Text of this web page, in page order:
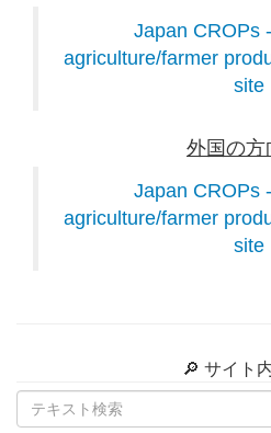
Japan CROPs
agriculture/farmer
site
外国の方
Japan CROPs
agriculture/farmer
site
🔎 サイト